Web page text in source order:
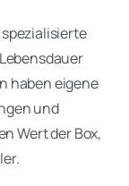
haben eigene
und
Wert der Box,